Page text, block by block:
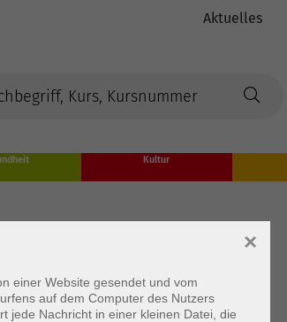
Aktuelles
Kultur
einer Website gesendet und vom
auf dem Computer des Nutzers
jede Nachricht in einer kleinen Datei, die
×